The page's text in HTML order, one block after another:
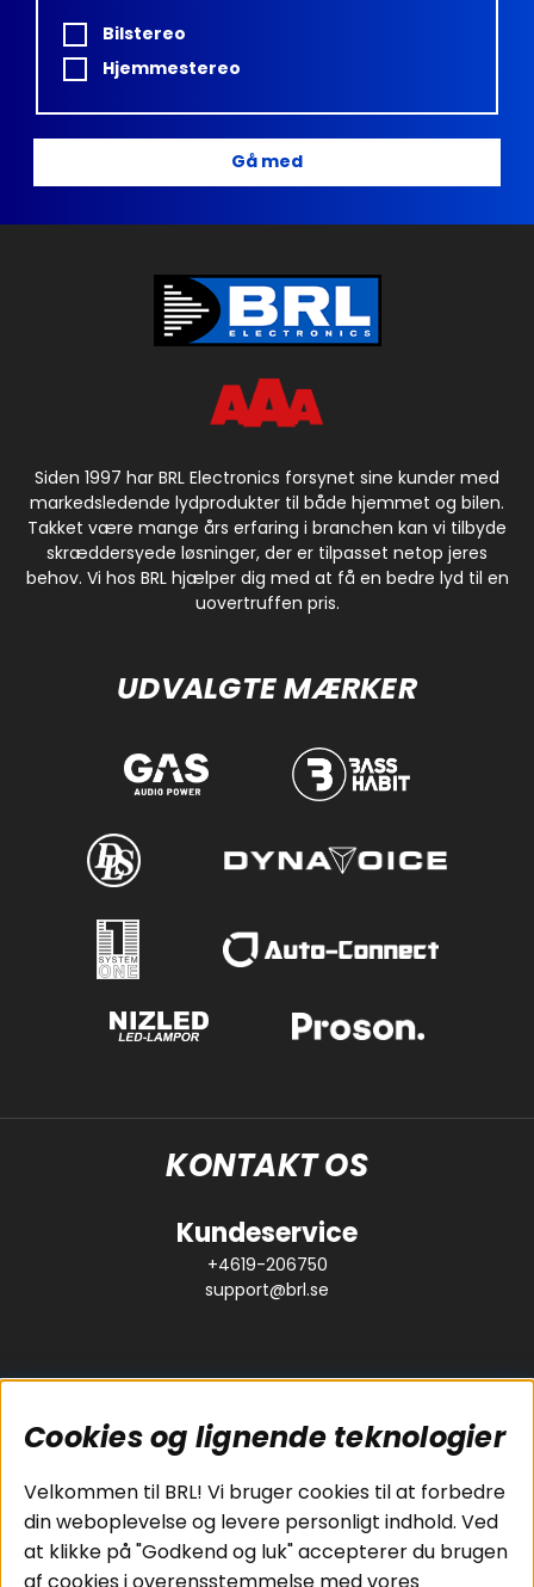
Bilstereo
Hjemmestereo
Gå med
Siden 1997 har BRL Electronics forsynet sine kunder med
markedsledende lydprodukter til både hjemmet og bilen.
Takket være mange års erfaring i branchen kan vi tilbyde
skræddersyede løsninger, der er tilpasset netop jeres
behov. Vi hos BRL hjælper dig med at få en bedre lyd til en
uovertruffen pris.
UDVALGTE MÆRKER
KONTAKT OS
Kundeservice
+4619-206750
support@brl.se
Populære sider
Pakkeløsninger
Bilstereo
Højttalere
Kundeservice
Cookies
Handelsbetingelser
Personvernpolicy
Cookies og lignende teknologier
Velkommen til BRL! Vi bruger cookies til at forbedre
din weboplevelse og levere personligt indhold. Ved
at klikke på "Godkend og luk" accepterer du brugen